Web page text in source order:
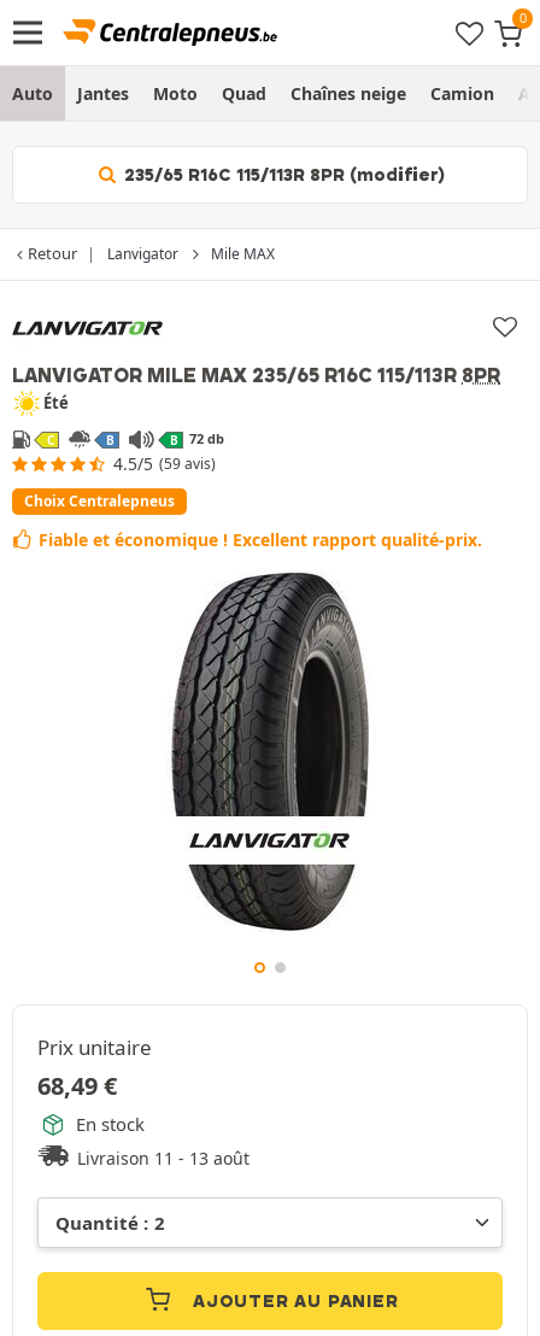
Auto Jantes Moto Quad Chaînes neige Camion
235/65 R16C 115/113R 8PR (modifier)
Retour Lanvigator Mile MAX
LANVIGATOR MILE MAX 235/65 R16C 115/113R 8PR
Été
C B B 72 db
4.5/5 (59 avis)
Choix Centralepneus
Fiable et économique ! Excellent rapport qualité-prix.
Prix unitaire
68,49€
En stock
Livraison 11 - 13 août
AJOUTER AU PANIER